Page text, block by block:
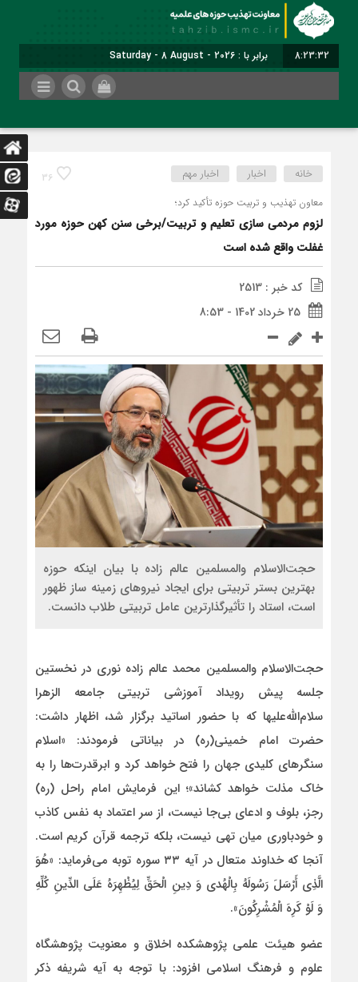
8:23:32 برابر با : Saturday - 8 August - 2026
36 خانه اخبار اخبار مهم
معاون تهذیب و تربیت حوزه تأکید کرد؛
لزوم مردمی سازی تعلیم و تربیت/برخی سنن کهن حوزه‌ مورد
غفلت واقع شده است
کد خبر : 2513
25 خرداد 1402 - 8:53
حجت‌الاسلام‌ والمسلمین عالم زاده با بیان اینکه حوزه‌
بهترین بستر تربیتی برای ایجاد نیروهای زمینه ساز ظهور
است، استاد را تأثیرگذارترین عامل تربیتی طلاب دانست.
حجت‌الاسلام‌ والمسلمین محمد عالم زاده نوری در نخستین
جلسه پیش رویداد آموزشی تربیتی جامعه الزهرا
سلام‌الله‌علیها که با حضور اساتید برگزار شد، اظهار داشت:
حضرت امام خمینی(ره) در بیاناتی فرمودند: «اسلام
سنگرهای کلیدی جهان را فتح خواهد کرد و ابرقدرت‌ها را به
خاک مذلت خواهد کشاند»؛ این فرمایش امام راحل (ره)
رجز، بلوف و ادعای بی‌جا نیست، از سر اعتماد به نفس کاذب
و خودباوری میان تهی نیست، بلکه ترجمه قرآن کریم است.
آنجا که خداوند متعال در آیه ۳۳ سوره توبه می‌فرماید: «هُوَ
الَّذِی أَرْسَلَ رَسُولَهُ بِالْهُدى‌ وَ دِینِ الْحَقِّ لِیُظْهِرَهُ عَلَى الدِّینِ کُلِّهِ
وَ لَوْ کَرِهَ الْمُشْرِکُونَ».
عضو هیئت علمی پژوهشکده اخلاق و معنویت پژوهشگاه
علوم و فرهنگ اسلامی افزود: با توجه به آیه شریفه ذکر